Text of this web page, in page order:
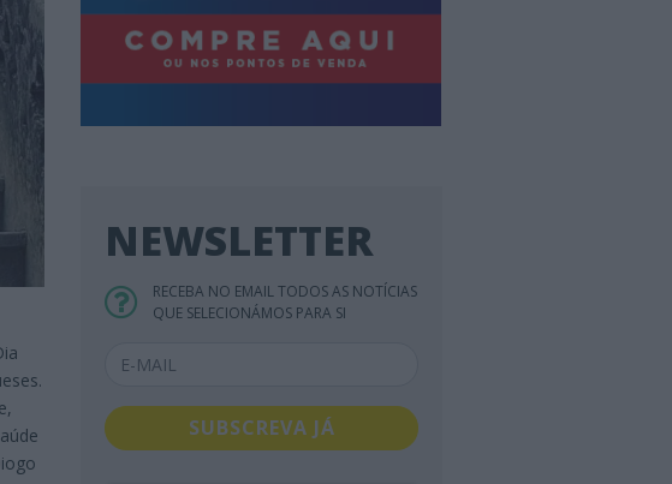
NEWSLETTER
RECEBA NO EMAIL TODOS AS NOTÍCIAS
QUE SELECIONÁMOS PARA SI
SUBSCREVA JÁ